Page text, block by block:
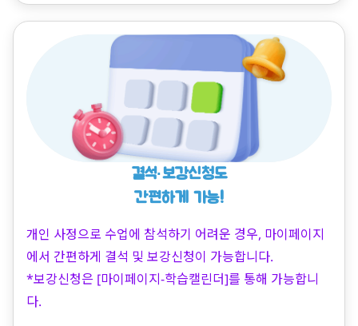
결석·보강신청도
간편하게 가능!
개인 사정으로 수업에 참석하기 어려운 경우, 마이페이지
에서 간편하게 결석 및 보강신청이 가능합니다.
*보강신청은 [마이페이지-학습캘린더]를 통해 가능합니
다.